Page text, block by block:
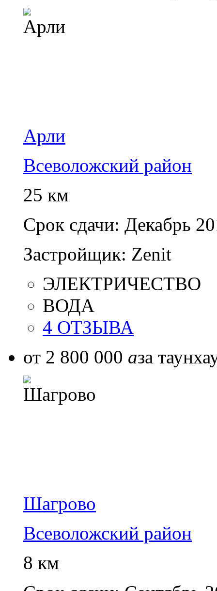
Арли
Всеволожский район
25 км
Срок сдачи: Декабрь
Застройщик: Zenit
ЭЛЕКТРИЧЕСТВО
ВОДА
4 ОТЗЫВА
от 2 800 000 aза
Шагрово
Всеволожский район
8 км